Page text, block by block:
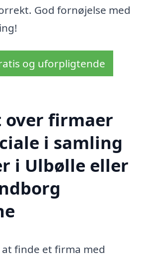
God fornøjelse med
og uforpligtende
over firmaer
i samling
i Ulbølle eller
finde et firma med